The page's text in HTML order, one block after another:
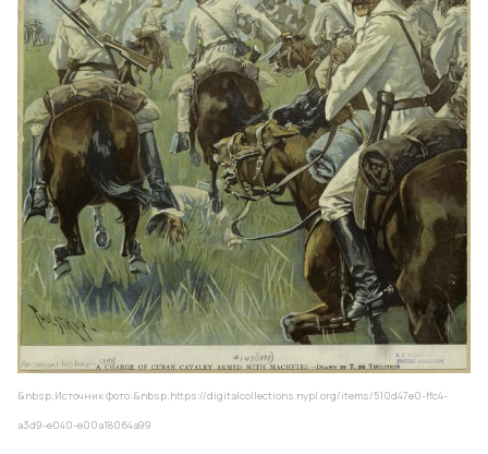
&nbsp;Источник фото:&nbsp;https://digitalcollections.nypl.org/items/510d47e0-ffc4-
a3d9-e040-e00a18064a99